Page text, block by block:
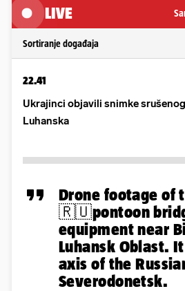
LIVE
Sortiranje događaja
22.41
Ukrajinci objavili snimke
Luhanska
Drone footage of
🇷🇺pontoon
equipment near
Luhansk Oblast.
axis of the
Severodonetsk.